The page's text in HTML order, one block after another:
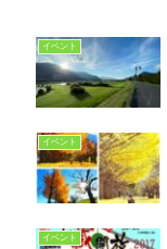
イベント
イベント
イベント